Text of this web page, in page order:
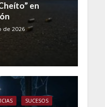
en
de 2026
SUCESOS